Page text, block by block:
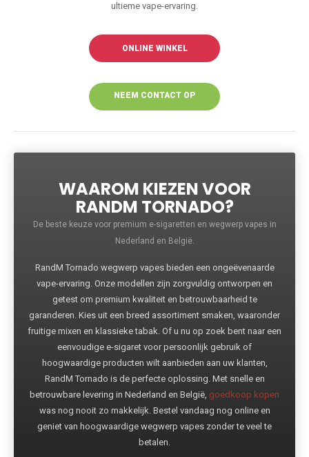
ultieme vape-ervaring.
ONLINE WINKEL
NEEM CONTACT OP
WAAROM KIEZEN VOOR
RANDM TORNADO?
De beste keuze voor premium e-sigaretten en wegwerp vapes in
Nederland en België.
RandM Tornado wegwerp vapes bieden een ongeëvenaarde
vape-ervaring. Onze modellen zijn zorgvuldig ontworpen en
getest om premium kwaliteit en betrouwbaarheid te
garanderen. Kies uit een breed assortiment smaken, waaronder
fruitige mixen en klassieke tabak. Of u nu op zoek bent naar een
eenvoudige e-sigaret voor persoonlijk gebruik of
hoogwaardige producten wilt aanbieden aan uw klanten,
RandM Tornado is de perfecte oplossing. Met snelle en
betrouwbare levering in Nederland en België, goedkoop kopen
was nog nooit zo makkelijk. Bestel vandaag nog online en
geniet van hoogwaardige wegwerp vapes zonder te veel te
betalen.